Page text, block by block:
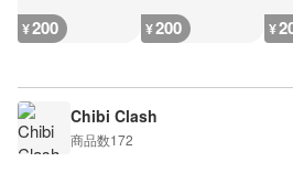
¥200 ¥200 ¥
Chibi Clash
商品数172